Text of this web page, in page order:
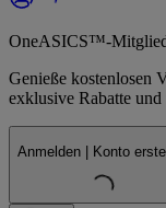
OneASICS™-
Genieße kostenlosen
exklusive Rabatte
Anmelden | Konto